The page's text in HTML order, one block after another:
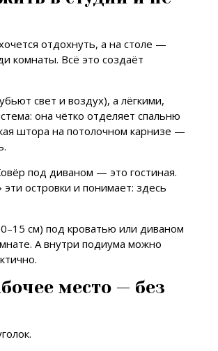
отдохнуть, а на столе —
комнаты. Всё это создаёт
свет и воздух), а лёгкими,
она чётко отделяет спальню
штора на потолочном карнизе —
под диваном — это гостиная.
островки и понимает: здесь
см) под кроватью или диваном
А внутри подиума можно
место — без